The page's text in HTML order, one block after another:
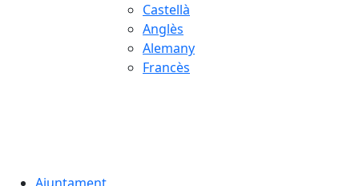
Castellà
Anglès
Alemany
Francès